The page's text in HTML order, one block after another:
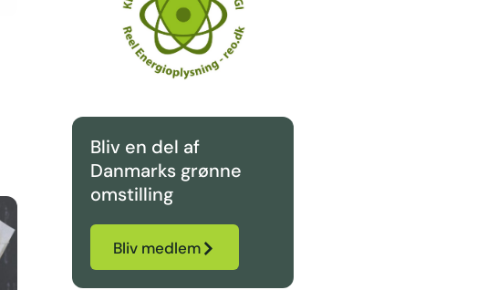
Bliv en del af
Danmarks grønne
omstilling
Bliv medlem